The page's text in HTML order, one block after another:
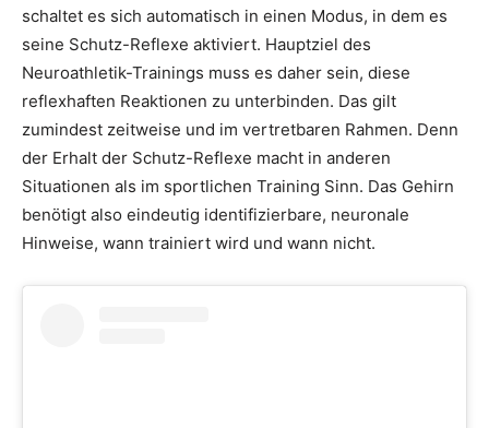
schaltet es sich automatisch in einen Modus, in dem es
seine Schutz-Reflexe aktiviert. Hauptziel des
Neuroathletik-Trainings muss es daher sein, diese
reflexhaften Reaktionen zu unterbinden. Das gilt
zumindest zeitweise und im vertretbaren Rahmen. Denn
der Erhalt der Schutz-Reflexe macht in anderen
Situationen als im sportlichen Training Sinn. Das Gehirn
benötigt also eindeutig identifizierbare, neuronale
Hinweise, wann trainiert wird und wann nicht.